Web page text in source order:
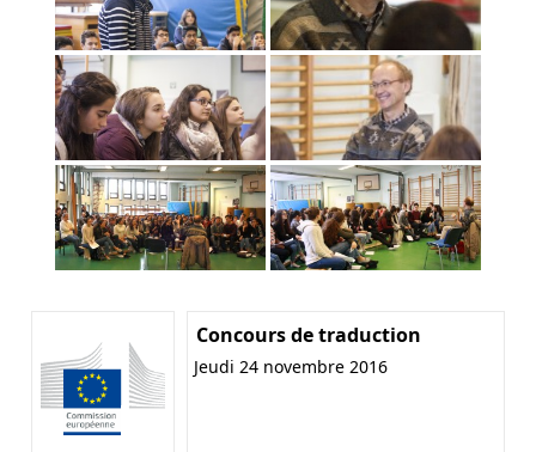
Concours de traduction
Jeudi 24 novembre 2016